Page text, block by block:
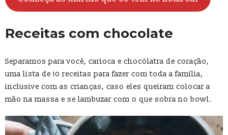
Receitas com chocolate
Separamos para você, carioca e chocólatra de coração,
uma lista de 10 receitas para fazer com toda a família,
inclusive com as crianças, caso eles queiram colocar a
mão na massa e se lambuzar com o que sobra no bowl.